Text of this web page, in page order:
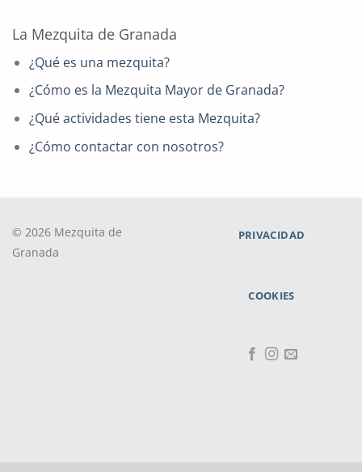
La Mezquita de Granada
¿Qué es una mezquita?
¿Cómo es la Mezquita Mayor de Granada?
¿Qué actividades tiene esta Mezquita?
¿Cómo contactar con nosotros?
© 2026 Mezquita de
Granada
PRIVACIDAD
COOKIES